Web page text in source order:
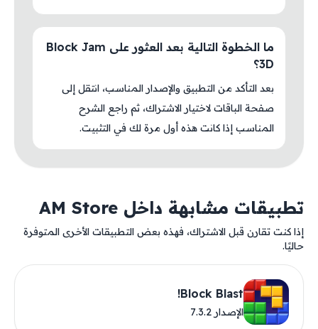
ما الخطوة التالية بعد العثور على Block Jam
3D؟
بعد التأكد من التطبيق والإصدار المناسب، انتقل إلى
صفحة الباقات لاختيار الاشتراك، ثم راجع الشرح
المناسب إذا كانت هذه أول مرة لك في التثبيت.
تطبيقات مشابهة داخل AM Store
إذا كنت تقارن قبل الاشتراك، فهذه بعض التطبيقات الأخرى المتوفرة
حاليًا.
Block Blast!
الإصدار 7.3.2